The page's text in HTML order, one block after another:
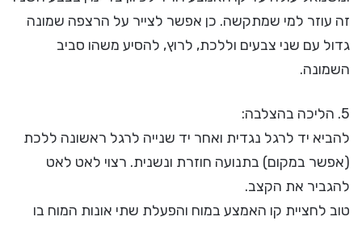
זה עוזר למי שמתקשה. כן אפשר לצייר על הרצפה שמונה
גדול עם שני צבעים וללכת, לרוץ, להסיע משהו סביב
השמונה.
5. הליכה בהצלבה:
להביא יד לרגל נגדית ואחר יד שנייה לרגל ראשונה ללכת
(אפשר במקום) בתנועה חוזרת ונשנית. רצוי לאט לאט
להגביר את הקצב.
טוב לחציית קו האמצע במוח והפעלת שתי אונות המוח בו